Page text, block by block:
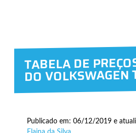
TABELA DE
DO VOLKSWAGEN
Publicado em: 06/12/2019 e